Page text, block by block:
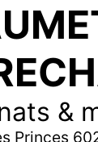
&
Princes